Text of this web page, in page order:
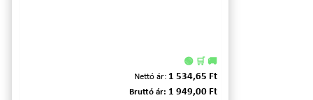
🟢 🛒 🚚
Nettó ár: 1 534,65 Ft
Bruttó ár: 1 949,00 Ft